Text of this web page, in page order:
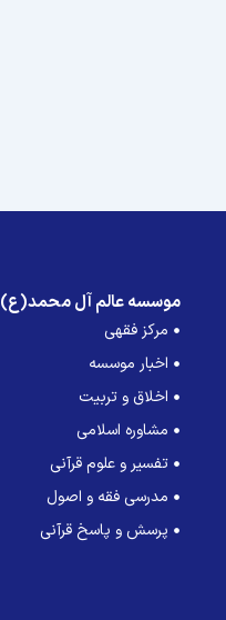
موسسه عالم آل محمد(ع)
مرکز فقهی
اخبار موسسه
اخلاق و تربیت
مشاوره اسلامی
تفسیر و علوم قرآنی
مدرسی فقه و اصول
پرسش و پاسخ قرآنی